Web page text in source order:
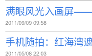
满眼风光入画屏
2011/09/09 09:58
手机随拍：红海湾
2011/05/08 22:03